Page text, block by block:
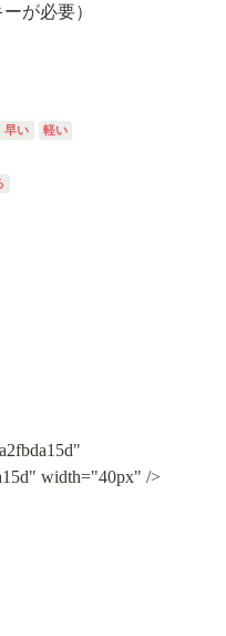
が必要）
早い 軽い
width="40px" />